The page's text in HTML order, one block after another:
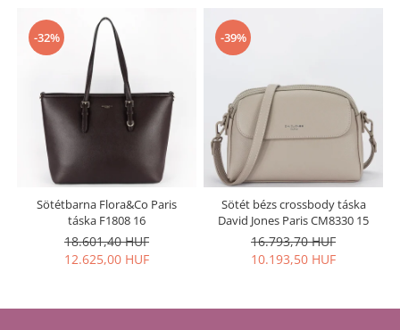
-32%
Sötétbarna Flora&Co Paris
táska F1808 16
18.601,40 HUF
12.625,00 HUF
-39%
Sötét bézs crossbody táska
David Jones Paris CM8330 15
16.793,70 HUF
10.193,50 HUF